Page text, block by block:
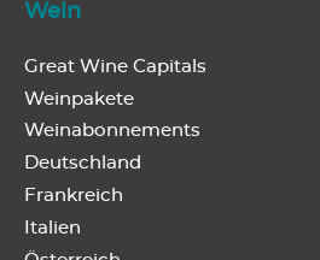
Wein
Great Wine Capitals
Weinpakete
Weinabonnements
Deutschland
Frankreich
Italien